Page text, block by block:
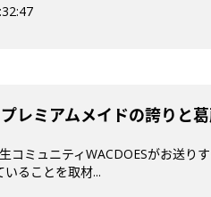
レミアムメイドの誇りと
コミュニティWACDOESがお送
ることを取材...